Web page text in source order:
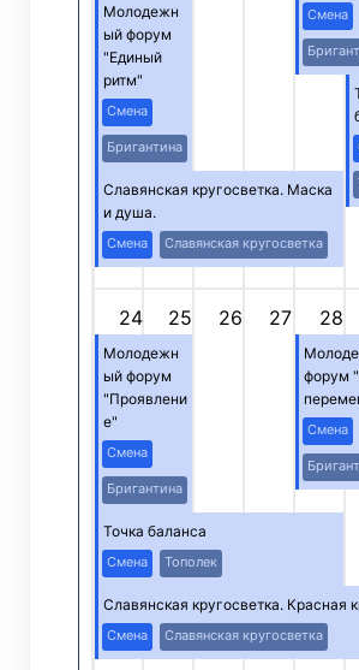
Молодежн
ый форум
"Единый
ритм"
Смена
Бригантина
Славянская кругосветка. Маска
и душа.
Смена Славянская кругосветка
Смена
24
Молодежн
ый форум
"Проявлени
е"
Смена
Бригантина
Точка баланса
Смена Тополек
Славянская кругосветка. Красная
Смена Славянская кругосветка
25 26 27 28
форум
Смена